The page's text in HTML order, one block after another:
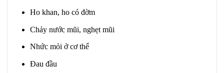
Ho khan, ho có đờm
Chảy nước mũi, nghẹt mũi
Nhức mỏi ở cơ thể
Đau đầu